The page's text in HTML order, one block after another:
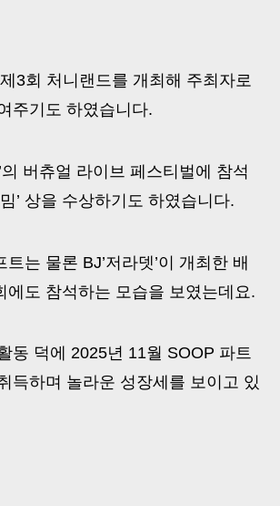
3회 처니랜드를 개최해 주최자로
주기도 하였습니다.
의 버츄얼 라이브 페스티벌에 참석
’ 상을 수상하기도 하였습니다.
트는 물론 BJ’저라뎃’이 개최한 배
에도 참석하는 모습을 보였는데요.
동 덕에 2025년 11월 SOOP 파트
득하며 놀라운 성장세를 보이고 있